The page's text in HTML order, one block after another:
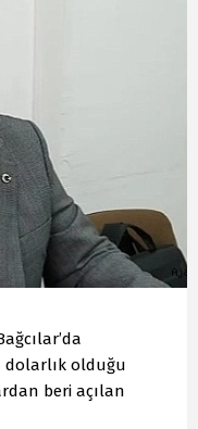
dolarlık olduğu
beri açılan